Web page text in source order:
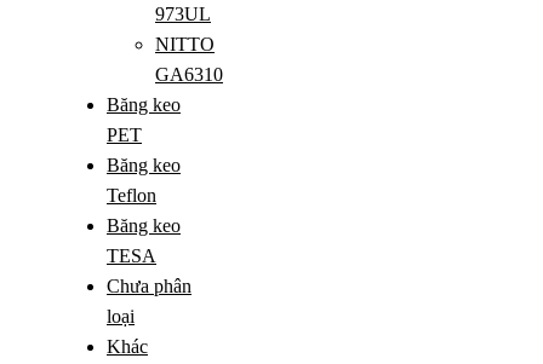
973UL
NITTO
GA6310
Băng keo
PET
Băng keo
Teflon
Băng keo
TESA
Chưa phân
loại
Khác